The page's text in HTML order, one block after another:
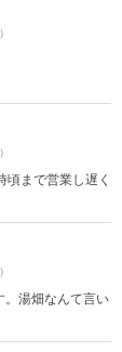
まで営業し遅く
。湯畑なんて言い